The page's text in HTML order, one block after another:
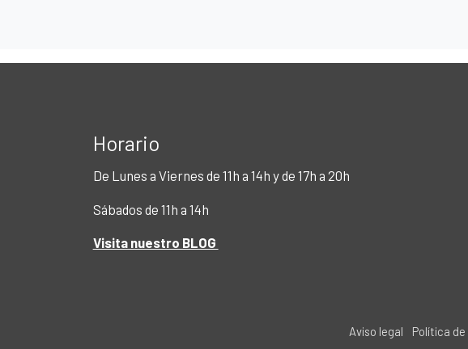
Horario
De Lunes a Viernes de 11h a 14h y de 17h a 20h
Sábados de 11h a 14h
Visita nuestro BLOG
Aviso legal Política